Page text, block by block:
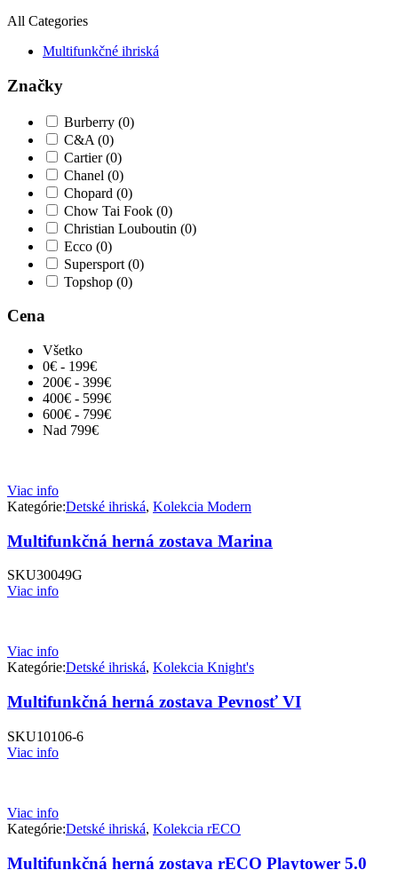
All Categories
Multifunkčné ihriská
Značky
Burberry (0)
C&A (0)
Cartier(0)
Chanel (0)
Chopard (0)
Chow Tai Fook (0)
Christian Louboutin (0)
Ecco (0)
Supersport (0)
Topshop (0)
Cena
Všetko
0€ - 199€
200€ - 399€
400€ - 599€
600€ - 799€
Nad 799€
Viac info
Kategórie:Detské ihriská, Kolekcia Modern
Multifunkčná herná zostava Marina
SKU30049G
Viac info
Viac info
Kategórie:Detské ihriská, Kolekcia Knight's
Multifunkčná herná zostava Pevnosť VI
SKU10106-6
Viac info
Viac info
Kategórie:Detské ihriská, Kolekcia rECO
Multifunkčná herná zostava rECO Playtower 5.0